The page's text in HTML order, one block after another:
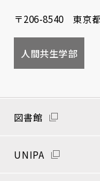
〒206-8540 東京
人間共生学部
図書館
UNIPA